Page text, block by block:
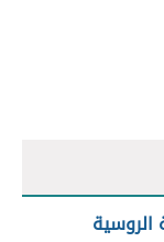
الروسية